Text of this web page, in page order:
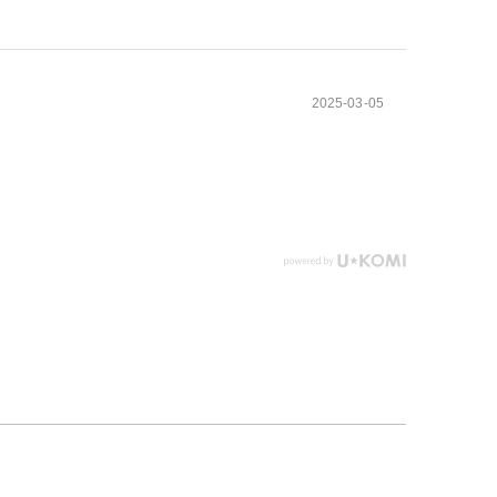
2025-03-05